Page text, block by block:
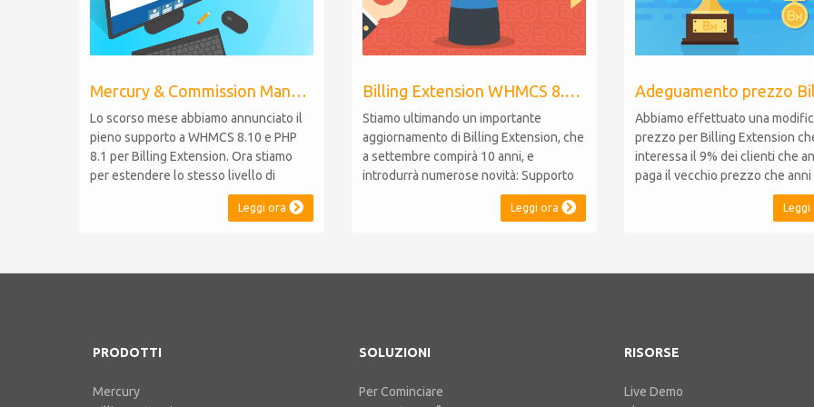
Mercury & Commission Manager WHMCS 8.11, PHP 8.2
Lo scorso mese abbiamo annunciato il
pieno supporto a WHMCS 8.10 e PHP
8.1 per Billing Extension. Ora stiamo
per estendere lo stesso livello di
compatibilità a Commission Manager e
Mercury, rispettivamente al loro 9° e 6°
che introduce il supporto a PHP 8.2.
Leggi ora
Billing Extension WHMCS 8.10, PHP 8.1
Stiamo ultimando un importante
aggiornamento di Billing Extension, che
a settembre compirà 10 anni, e
introdurrà numerose novità: Supporto
WHMCS 8.10: il modulo sarà
compatibile con WHMCS 8.10,
effettuare migrazioni o rinunciare a
Leggi ora
Abbiamo effettuato una
prezzo per Billing Extension
interessa il 9% dei clienti che
paga il vecchio prezzo che anni
stato portato da 95 a 149 euro
Era il 2014 quando abbiamo
esistenti. Nel corso degli anni
Leggi
PRODOTTI
Mercury
SOLUZIONI
Per Cominciare
RISORSE
Live Demo